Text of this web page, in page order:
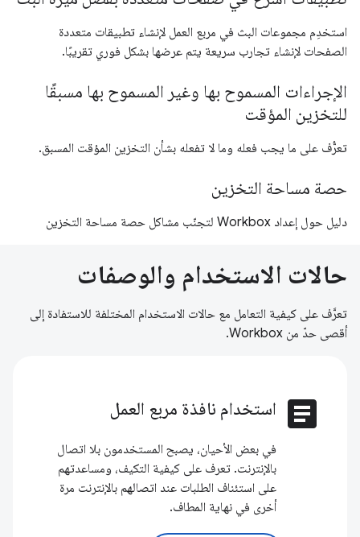
استخدِم مجموعات البث في مربع العمل لإنشاء تطبيقات متعددة
الصفحات لإنشاء تجارب سريعة يتم عرضها بشكل فوري تقريبًا.
الإجراءات المسموح بها وغير المسموح بها مسبقًا
للتخزين المؤقت
تعرُّف على ما يجب فعله وما لا تفعله بشأن التخزين المؤقت المسبق.
حصة مساحة التخزين
دليل حول إعداد Workbox لتجنّب مشاكل حصة مساحة التخزين
حالات الاستخدام والوصفات
تعرَّف على كيفية التعامل مع حالات الاستخدام المختلفة للاستفادة إلى
أقصى حدّ من Workbox.
article استخدام نافذة مربع العمل
في بعض الأحيان، يصبح المستخدمون بلا اتصال
بالإنترنت. تعرف على كيفية التكيف، ومساعدتهم
على استئناف الطلبات عند اتصالهم بالإنترنت مرة
أخرى في نهاية المطاف.